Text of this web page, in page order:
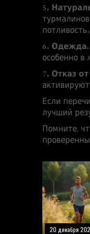
5.
потливость.
6. Одежда
особенно в
7. Отказ
Если
лучший
Помните,
20 декабря